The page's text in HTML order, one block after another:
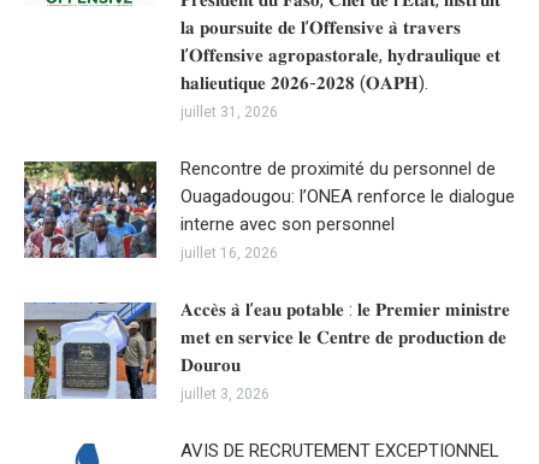
𝐥𝐚 𝐩𝐨𝐮𝐫𝐬𝐮𝐢𝐭𝐞 𝐝𝐞 𝐥’𝐎𝐟𝐟𝐞𝐧𝐬𝐢𝐯𝐞 𝐚̀ 𝐭𝐫𝐚𝐯𝐞𝐫𝐬
𝐥’𝐎𝐟𝐟𝐞𝐧𝐬𝐢𝐯𝐞 𝐚𝐠𝐫𝐨𝐩𝐚𝐬𝐭𝐨𝐫𝐚𝐥𝐞, 𝐡𝐲𝐝𝐫𝐚𝐮𝐥𝐢𝐪𝐮𝐞 𝐞𝐭
𝐡𝐚𝐥𝐢𝐞𝐮𝐭𝐢𝐪𝐮𝐞 𝟐𝟎𝟐𝟔-𝟐𝟎𝟐𝟖 (𝐎𝐀𝐏𝐇).
juillet 31, 2026
Rencontre de proximité du personnel de
Ouagadougou: l’ONEA renforce le dialogue
interne avec son personnel
juillet 16, 2026
𝐀𝐜𝐜𝐞̀𝐬 𝐚̀ 𝐥’𝐞𝐚𝐮 𝐩𝐨𝐭𝐚𝐛𝐥𝐞 : 𝐥𝐞 𝐏𝐫𝐞𝐦𝐢𝐞𝐫 𝐦𝐢𝐧𝐢𝐬𝐭𝐫𝐞
𝐦𝐞𝐭 𝐞𝐧 𝐬𝐞𝐫𝐯𝐢𝐜𝐞 𝐥𝐞 𝐂𝐞𝐧𝐭𝐫𝐞 𝐝𝐞 𝐩𝐫𝐨𝐝𝐮𝐜𝐭𝐢𝐨𝐧 𝐝𝐞
𝐃𝐨𝐮𝐫𝐨𝐮
juillet 3, 2026
AVIS DE RECRUTEMENT EXCEPTIONNEL